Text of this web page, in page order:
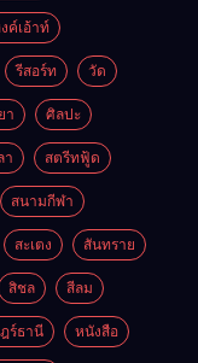
ค์เอ้าท์
รีสอร์ท วัด
า ศิลปะ
า สตรีทฟู้ด
สนามกีฬา
สะเตง สันทราย
สิชล สีลม
ร์ธานี หนังสือ